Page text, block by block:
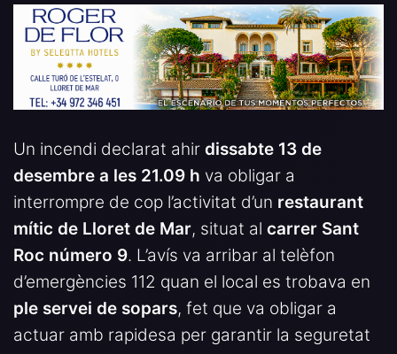
Un incendi declarat ahir dissabte 13 de
desembre a les 21.09 h va obligar a
interrompre de cop l’activitat d’un restaurant
mític de Lloret de Mar, situat al carrer Sant
Roc número 9. L’avís va arribar al telèfon
d’emergències 112 quan el local es trobava en
ple servei de sopars, fet que va obligar a
actuar amb rapidesa per garantir la seguretat